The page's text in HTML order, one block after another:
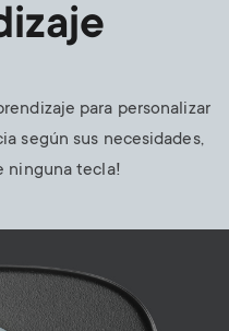
para personalizar
según sus necesidades,
ninguna tecla!